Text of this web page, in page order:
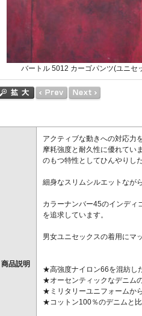
バートル 5012 カーゴパンツ(ユニ
商品説明
アクティブな動きへの対応力
摩耗強度と耐久性に優れてい
のもつ特性としてひんやりし
細身なスリムシルエットなが
カラーナンバー45のインディ
を追求しています。
男女ユニセックスの着用にマ
★高強度ナイロン66を混紡し
★オーセンティックなデニム
★ミリタリーユニフォームか
★コットン100％のデニムと